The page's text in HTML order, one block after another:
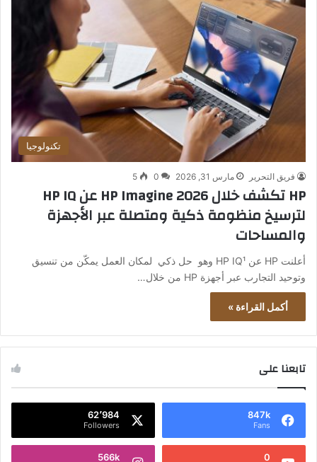
تكنولوجيا
فريق التحرير مارس 31, 2026 0
5
HP تكشف خلال HP Imagine 2026 عن HP IQ
لترسيخ منظومة ذكية ومتصلة عبر الأجهزة
والمساحات
أعلنت HP عن HP IQ¹ وهو حل ذكي لمكان العمل يمكّن من تنسيق
وتوحيد التجارب عبر أجهزة HP من خلال…
أكمل القراءة »
تابعنا على
847k
Fans
62٬984
Followers
0
566k